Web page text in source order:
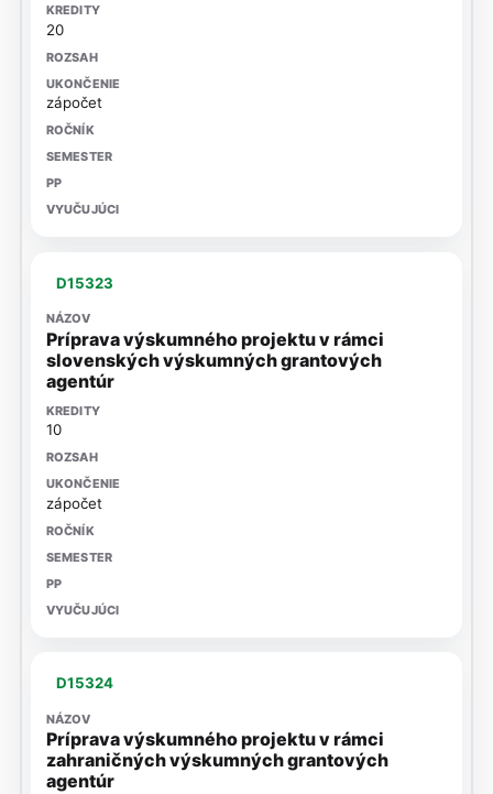
20
zápočet
D15323
Príprava výskumného projektu v rámci
slovenských výskumných grantových
agentúr
10
zápočet
D15324
Príprava výskumného projektu v rámci
zahraničných výskumných grantových
agentúr